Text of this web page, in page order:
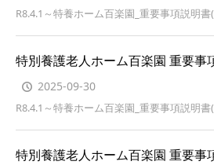
R8.4.1～特養ホーム百楽園_重要事項説明
特別養護老人ホーム百楽園 重要事
2025-09-30
R8.4.1～特養ホーム百楽園_重要事項説明
特別養護老人ホーム百楽園 重要事